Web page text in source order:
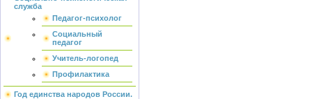
служба
Педагог-психолог
Социальный
педагог
Учитель-логопед
Профилактика
Год единства народов России.